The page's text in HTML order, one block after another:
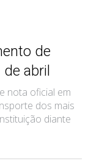
de
abril
nota oficial em
dos mais
diante